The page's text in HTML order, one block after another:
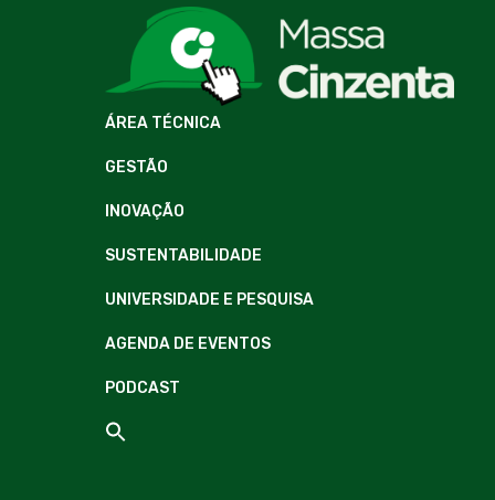
ÁREA TÉCNICA
GESTÃO
INOVAÇÃO
SUSTENTABILIDADE
UNIVERSIDADE E PESQUISA
AGENDA DE EVENTOS
PODCAST